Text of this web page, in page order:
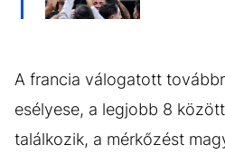
A francia válogatott
esélyese, a legjobb 8
találkozik, a mérkőzést